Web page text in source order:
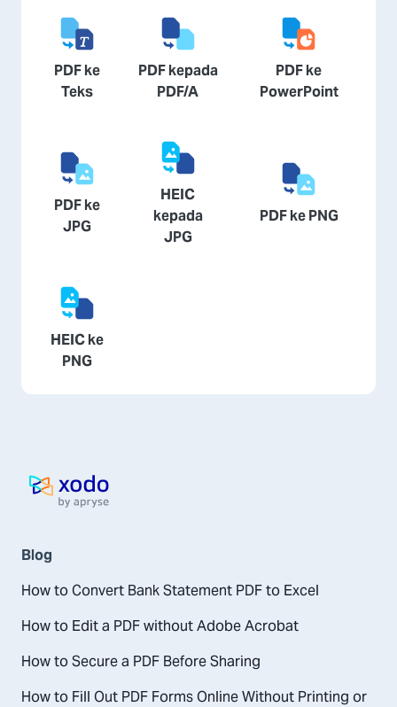
PDF ke
Teks
PDF kepada
PDF/A
PDF ke
PowerPoint
PDF ke
JPG
HEIC
kepada
JPG
PDF ke PNG
HEIC ke
PNG
Laman utama
Blog
How to Convert Bank Statement PDF to Excel
How to Edit a PDF without Adobe Acrobat
How to Secure a PDF Before Sharing
How to Fill Out PDF Forms Online Without Printing or